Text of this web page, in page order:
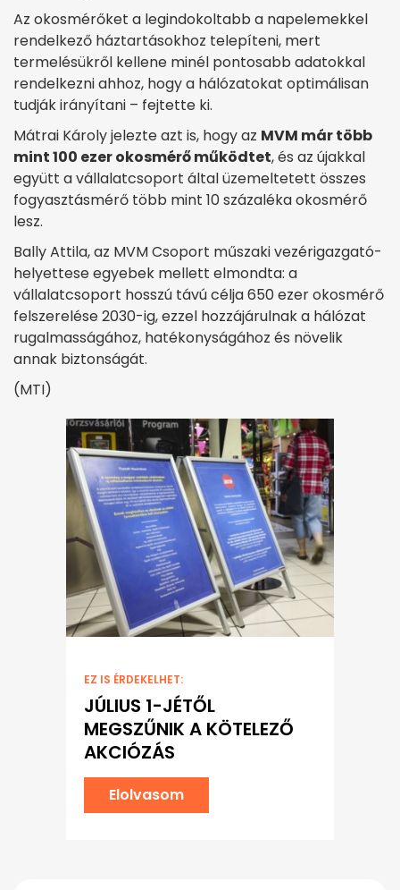
Az okosmérőket a legindokoltabb a napelemekkel
rendelkező háztartásokhoz telepíteni, mert
termelésükről kellene minél pontosabb adatokkal
rendelkezni ahhoz, hogy a hálózatokat optimálisan
tudják irányítani – fejtette ki.
Mátrai Károly jelezte azt is, hogy az MVM már több
mint 100 ezer okosmérő működtet, és az újakkal
együtt a vállalatcsoport által üzemeltetett összes
fogyasztásmérő több mint 10 százaléka okosmérő
lesz.
Bally Attila, az MVM Csoport műszaki vezérigazgató-
helyettese egyebek mellett elmondta: a
vállalatcsoport hosszú távú célja 650 ezer okosmérő
felszerelése 2030-ig, ezzel hozzájárulnak a hálózat
rugalmasságához, hatékonyságához és növelik
annak biztonságát.
(MTI)
EZ IS ÉRDEKELHET:
JÚLIUS 1-JÉTŐL
MEGSZŰNIK A KÖTELEZŐ
AKCIÓZÁS
Elolvasom